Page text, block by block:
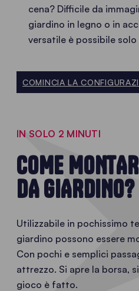
cena? Difficile da
giardino in legno o in
versatile è possibile
COMINCIA LA
IN SOLO 2 MINUTI
COME
DA GIARDINO?
Utilizzabile in pochissimo
giardino possono essere
Con pochi e semplici
attrezzo. Si apre la borsa,
gioco è fatto.